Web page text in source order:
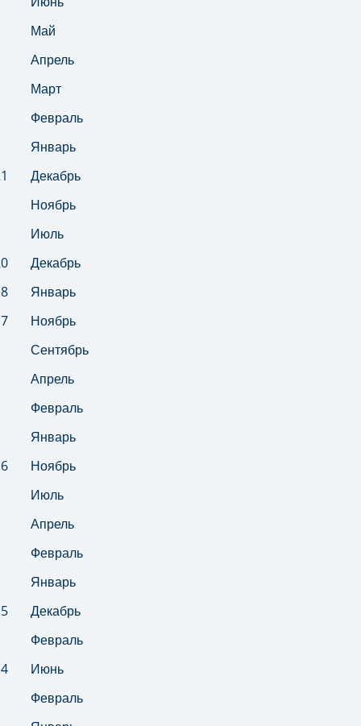
Май
Апрель
Март
Февраль
Январь
Декабрь
Ноябрь
Июль
Декабрь
Январь
Ноябрь
Сентябрь
Апрель
Февраль
Январь
Ноябрь
Июль
Апрель
Февраль
Январь
Декабрь
Февраль
Июнь
Февраль